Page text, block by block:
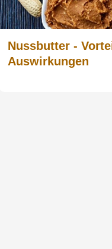
Nussbutter -
Auswirkungen